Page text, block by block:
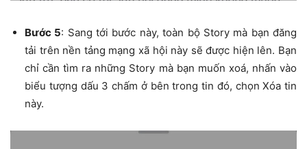
Bước 5: Sang tới bước này, toàn bộ Story mà bạn đăng
tải trên nền tảng mạng xã hội này sẽ được hiện lên. Bạn
chỉ cần tìm ra những Story mà bạn muốn xoá, nhấn vào
biểu tượng dấu 3 chấm ở bên trong tin đó, chọn Xóa tin
này.